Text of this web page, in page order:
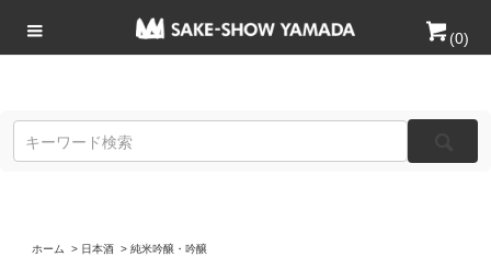
(0)
ホーム > 日本酒 > 純米吟醸・吟醸